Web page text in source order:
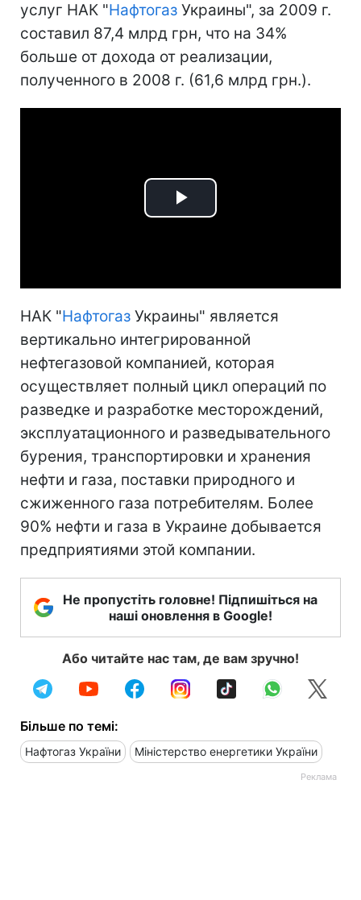
услуг НАК "Нафтогаз Украины", за 2009 г.
составил 87,4 млрд грн, что на 34%
больше от дохода от реализации,
полученного в 2008 г. (61,6 млрд грн.).
Play
НАК "Нафтогаз Украины" является
вертикально интегрированной
нефтегазовой компанией, которая
осуществляет полный цикл операций по
разведке и разработке месторождений,
эксплуатационного и разведывательного
бурения, транспортировки и хранения
нефти и газа, поставки природного и
сжиженного газа потребителям. Более
90% нефти и газа в Украине добывается
предприятиями этой компании.
Не пропустіть головне! Підпишіться на
наші оновлення в Google!
Або читайте нас там, де вам зручно!
Більше по темі:
Нафтогаз України Міністерство енергетики України